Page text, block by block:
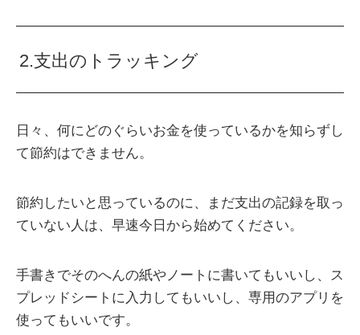
2.支出のトラッキング
日々、何にどのぐらいお金を使っているかを知らずし
て節約はできません。
節約したいと思っているのに、まだ支出の記録を取っ
ていない人は、早速今日から始めてください。
手書きでそのへんの紙やノートに書いてもいいし、ス
プレッドシートに入力してもいいし、専用のアプリを
使ってもいいです。